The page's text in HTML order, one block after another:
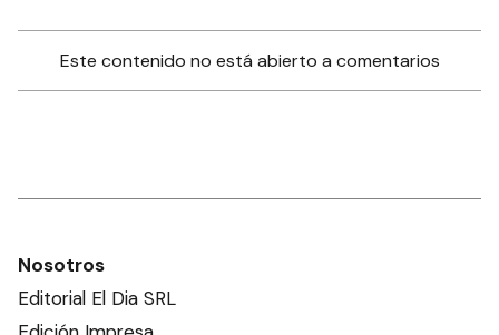
Este contenido no está abierto a comentarios
Nosotros
Editorial El Dia SRL